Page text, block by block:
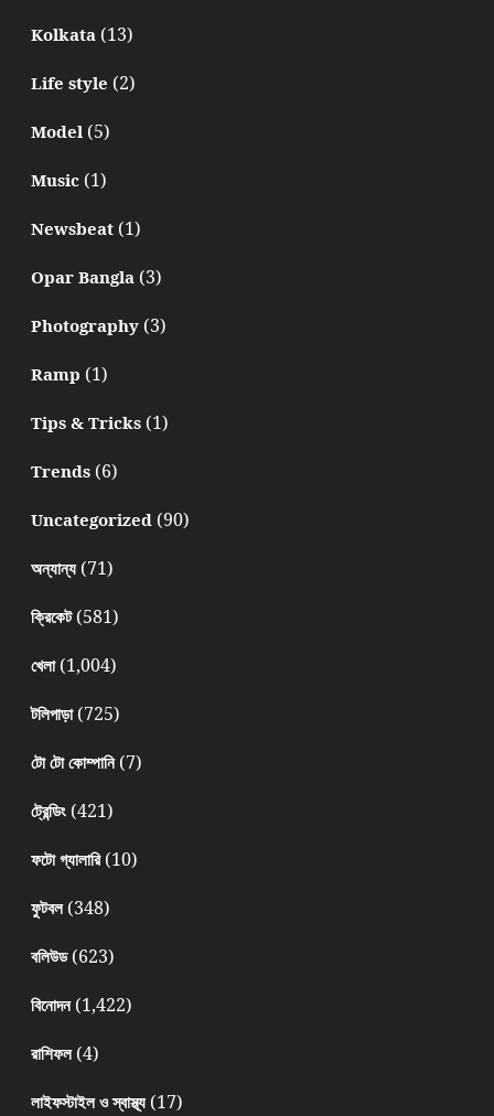
Kolkata(13)
Life style (2)
Model(5)
Music(1)
Newsbeat(1)
Opar Bangla(3)
Photography(3)
Ramp (1)
Tips & Tricks(1)
Trends(6)
Uncategorized(90)
অন্যান্য(71)
ক্রিকেট(581)
খেলা(1,004)
টলিপাড়া(725)
টো টো কোম্পানি(7)
ট্রেন্ডিং(421)
ফটো গ্যালারি(10)
ফুটবল(348)
বলিউড(623)
বিনোদন(1,422)
রাশিফল(4)
লাইফস্টাইল ও স্বাস্থ্য(17)